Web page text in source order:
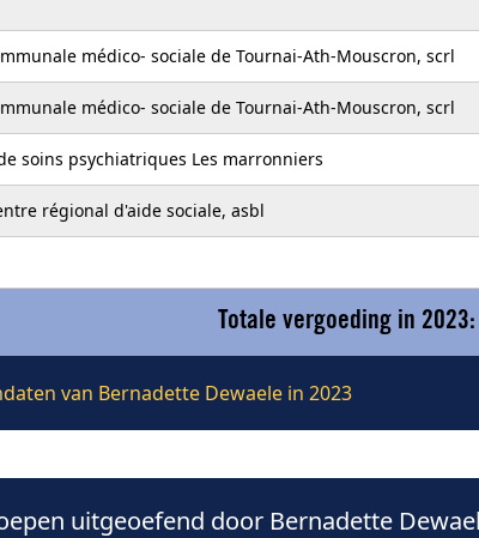
médico- sociale de Tournai-Ath-Mouscron, scrl
médico- sociale de Tournai-Ath-Mouscron, scrl
soins psychiatriques Les marronniers
régional d'aide sociale, asbl
Totale vergoeding in
van Bernadette Dewaele in 2023
uitgeoefend door Bernadette